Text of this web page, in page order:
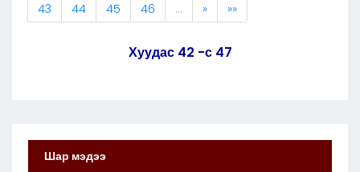
43
44 45 46 … » »»
Хуудас 42 -с 47
Шар мэдээ